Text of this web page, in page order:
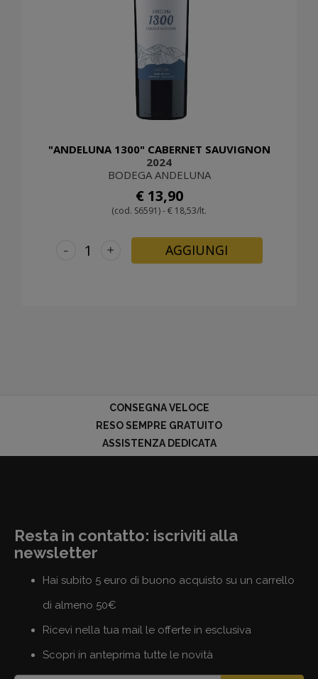
"ANDELUNA 1300" CABERNET SAUVIGNON
2024
BODEGA ANDELUNA
€ 13,90
(cod. S6591) - € 18,53/lt.
+
- AGGIUNGI
CONSEGNA VELOCE
RESO SEMPRE GRATUITO
ASSISTENZA DEDICATA
Resta in contatto: iscriviti alla
newsletter
Hai subito 5 euro di buono acquisto su un carrello
di almeno 50€
Ricevi nella tua mail le offerte in esclusiva
Scopri in anteprima tutte le novità